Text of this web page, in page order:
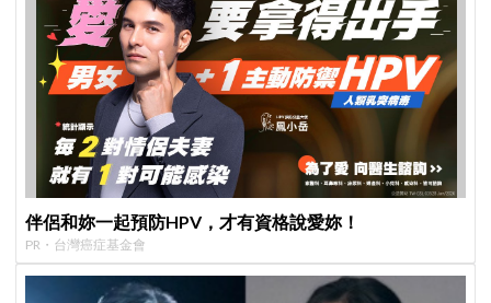
伴侶和妳一起預防HPV，才有資格說愛妳！
PR・台灣癌症基金會